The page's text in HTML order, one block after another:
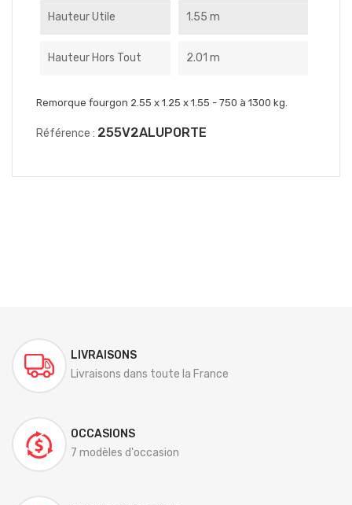
Hauteur Utile 1.55 m
Hauteur Hors Tout 2.01 m
Remorque fourgon 2.55 x 1.25 x 1.55 - 750 à 1300 kg.
Référence : 255V2ALUPORTE
LIVRAISONS
Livraisons dans toute la France
OCCASIONS
7 modèles d'occasion